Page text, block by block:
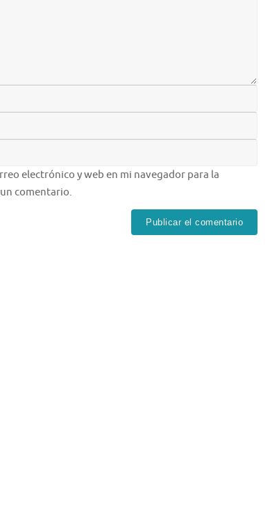
electrónico y web en mi navegador para la
comentario.